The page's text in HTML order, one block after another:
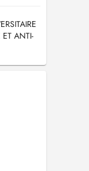
ANTI-
le
-